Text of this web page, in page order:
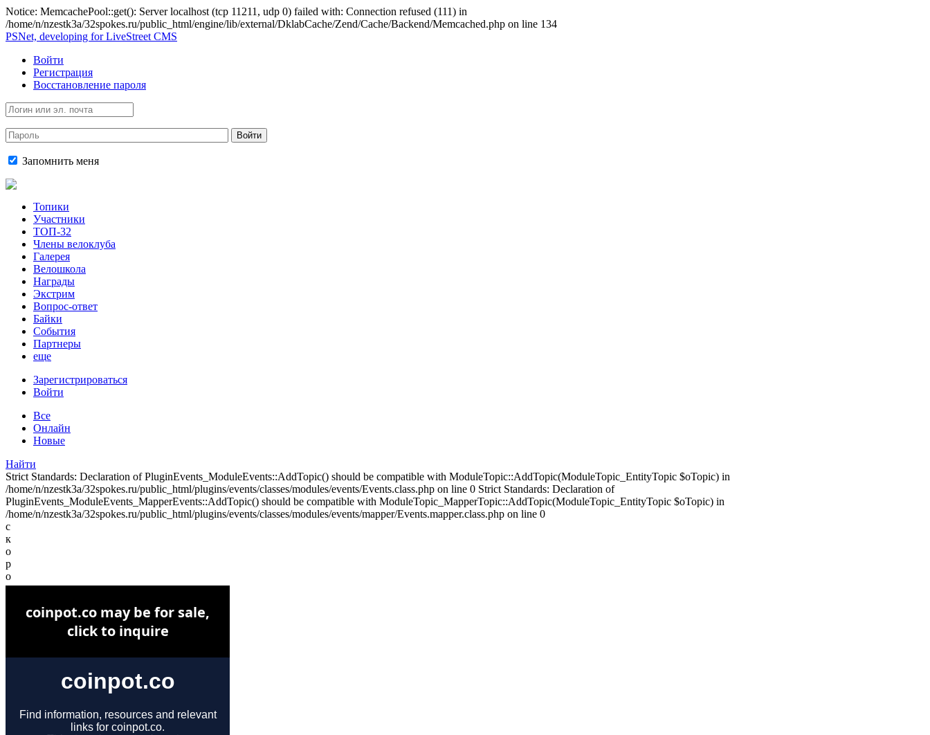
Notice: MemcachePool::get(): Server localhost (tcp 11211, udp 0) failed with: Connection refused (111) in
/home/n/nzestk3a/32spokes.ru/public_html/engine/lib/external/DklabCache/Zend/Cache/Backend/Memcached.php on line 134
PSNet, developing for LiveStreet CMS
Войти
Регистрация
Восстановление пароля
Войти
Запомнить меня
Топики
Участники
ТОП-32
Члены велоклуба
Галерея
Велошкола
Награды
Экстрим
Вопрос-ответ
Байки
События
Партнеры
еще
Зарегистрироваться
Войти
Все
Онлайн
Новые
Найти
Strict Standards: Declaration of PluginEvents_ModuleEvents::AddTopic() should be compatible with ModuleTopic::AddTopic(ModuleTopic_EntityTopic $oTopic) in
/home/n/nzestk3a/32spokes.ru/public_html/plugins/events/classes/modules/events/Events.class.php on line 0 Strict Standards: Declaration of
PluginEvents_ModuleEvents_MapperEvents::AddTopic() should be compatible with ModuleTopic_MapperTopic::AddTopic(ModuleTopic_EntityTopic $oTopic) in
/home/n/nzestk3a/32spokes.ru/public_html/plugins/events/classes/modules/events/mapper/Events.mapper.class.php on line 0
с
к
о
р
о